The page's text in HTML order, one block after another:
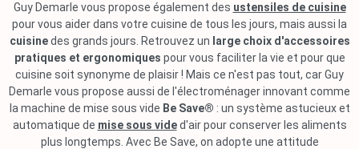
Guy Demarle vous propose également des ustensiles de cuisine
pour vous aider dans votre cuisine de tous les jours, mais aussi la
cuisinedes grands jours. Retrouvez un large choix d'accessoires
pratiques et ergonomiques pour vous faciliter la vie et pour que
cuisine soit synonyme de plaisir ! Mais ce n'est pas tout, car Guy
Demarle vous propose aussi de l'électroménager innovant comme
la machine de mise sous vide Be Save® : un système astucieux et
automatique de mise sous vided'air pour conserver les aliments
plus longtemps. Avec Be Save, on adopte une attitude